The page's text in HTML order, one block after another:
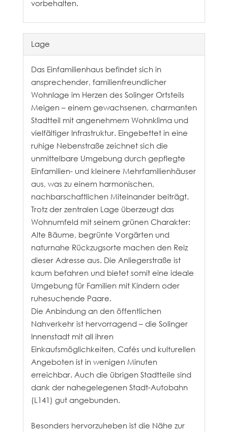
vorbehalten.
Lage
Das Einfamilienhaus befindet sich in
ansprechender, familienfreundlicher
Wohnlage im Herzen des Solinger Ortsteils
Meigen – einem gewachsenen, charmanten
Stadtteil mit angenehmem Wohnklima und
vielfältiger Infrastruktur. Eingebettet in eine
ruhige Nebenstraße zeichnet sich die
unmittelbare Umgebung durch gepflegte
Einfamilien- und kleinere Mehrfamilienhäuser
aus, was zu einem harmonischen,
nachbarschaftlichen Miteinander beiträgt.
Trotz der zentralen Lage überzeugt das
Wohnumfeld mit seinem grünen Charakter:
Alte Bäume, begrünte Vorgärten und
naturnahe Rückzugsorte machen den Reiz
dieser Adresse aus. Die Anliegerstraße ist
kaum befahren und bietet somit eine ideale
Umgebung für Familien mit Kindern oder
ruhesuchende Paare.
Die Anbindung an den öffentlichen
Nahverkehr ist hervorragend – die Solinger
Innenstadt mit all ihren
Einkaufsmöglichkeiten, Cafés und kulturellen
Angeboten ist in wenigen Minuten
erreichbar. Auch die übrigen Stadtteile sind
dank der nahegelegenen Stadt-Autobahn
(L141) gut angebunden.
Besonders hervorzuheben ist die Nähe zur